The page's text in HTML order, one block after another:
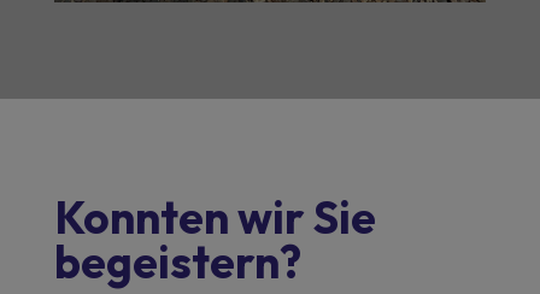
Konnten wir Sie
begeistern?